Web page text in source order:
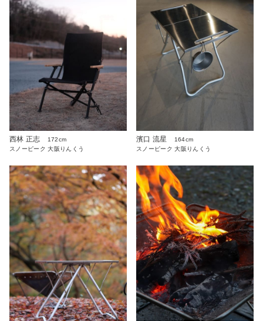
西林 正志
172cm
スノーピーク 大阪りんくう
濱口 流星
164cm
スノーピーク 大阪りんくう